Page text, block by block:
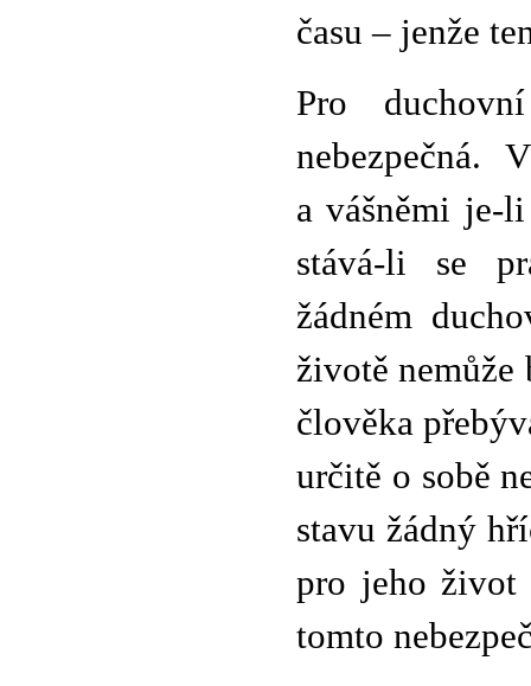
času – jenže
Pro
a vášněmi je-
stává-li se
žádném
životě
člověka
určitě o sobě
stavu žádný
pro jeho život
tomto